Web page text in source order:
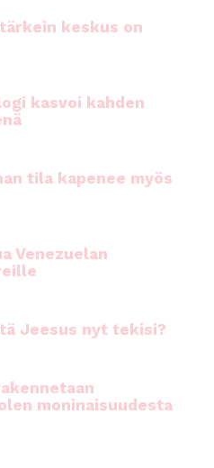
keskus on
kasvoi kahden
tila kapenee myös
Venezuelan
Jeesus nyt tekisi?
moninaisuudesta